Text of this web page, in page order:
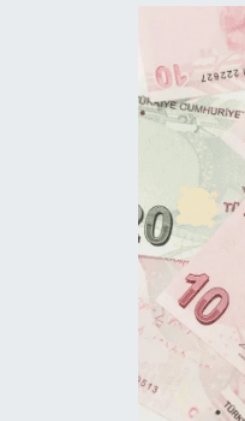
Kültür Sanat
Manşet Altı